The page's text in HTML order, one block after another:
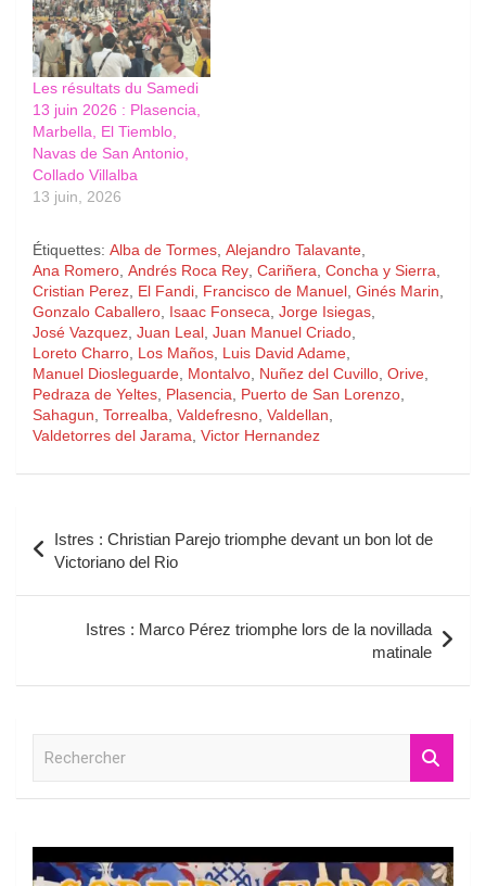
Les résultats du Samedi
13 juin 2026 : Plasencia,
Marbella, El Tiemblo,
Navas de San Antonio,
Collado Villalba
13 juin, 2026
Étiquettes: Alba de Tormes, Alejandro Talavante,
Ana Romero, Andrés Roca Rey, Cariñera, Concha y Sierra,
Cristian Perez, El Fandi, Francisco de Manuel, Ginés Marin,
Gonzalo Caballero, Isaac Fonseca, Jorge Isiegas,
José Vazquez, Juan Leal, Juan Manuel Criado,
Loreto Charro, Los Maños, Luis David Adame,
Manuel Diosleguarde, Montalvo, Nuñez del Cuvillo, Orive,
Pedraza de Yeltes, Plasencia, Puerto de San Lorenzo,
Sahagun, Torrealba, Valdefresno, Valdellan,
Valdetorres del Jarama, Victor Hernandez
de
l’article
Istres : Christian Parejo triomphe devant un bon lot de
Victoriano del Rio
Istres : Marco Pérez triomphe lors de la novillada
matinale
r